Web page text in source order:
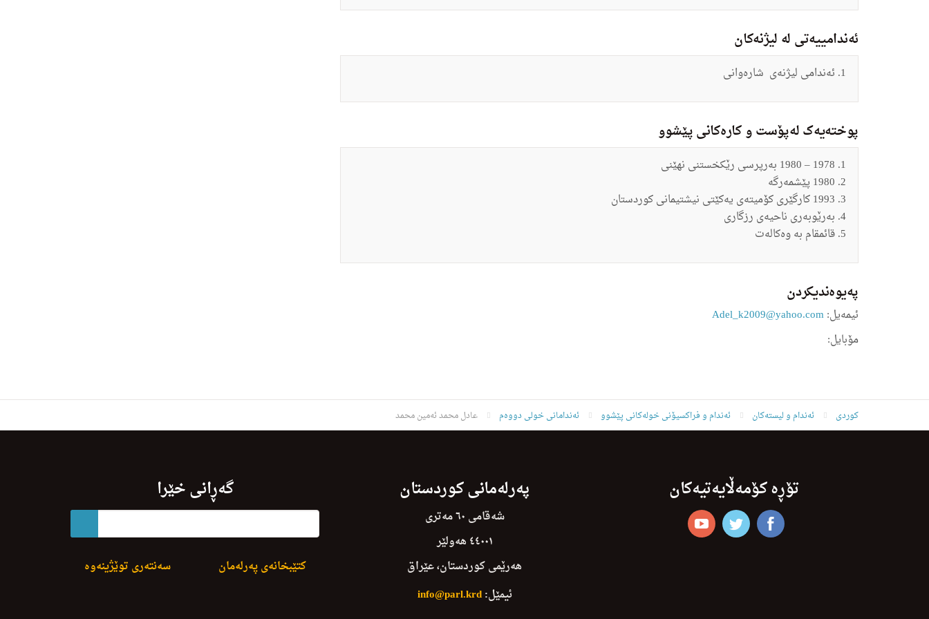
ئەندامییەتی لە لیژنەکان
ئەندامی لیژنەی شاره‌وانی
پوختەیەک لەپۆست و کارەکانی پێشوو
1978 – 1980 به‌رپرسی رێکخستنی نهێنی
1980 پێشمه‌رگه‌
1993 کارگێری کۆمیته‌ی یه‌کێتی نیشتیمانی کوردستان
به‌رێوبه‌ری ناحیه‌ی رزگاری
قائمقام به‌ وه‌کاله‌ت
په‌یوه‌ندیكردن
ئیمه‌یل:Adel_k2009@yahoo.com
مۆبایل:
کوردی ئه‌ندام و لیسته‌كان ئەندام و فراکسیۆنی خولەکانی پێشوو ئەندامانی خولی دووەم عادل محمد ئه‌مین محمد
گەڕانی خێرا
سەنتەری توێژینەوە کتێبخانەی پەرلەمان
پەرلەمانی کوردستان
شەقامی ٦٠ مەتری
٤٤٠٠١ هەولێر
هەرێمی کوردستان، عێراق
ئیمێل:info@parl.krd
تۆڕە کۆمەڵایەتیەکان